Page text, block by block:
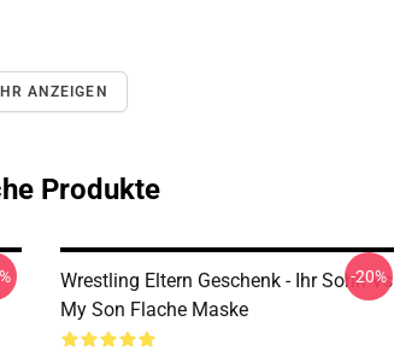
ANZEIGEN
Produkte
Wrestling Eltern Geschenk - Ihr Sohn Vs
My Son Flache Maske
-20%